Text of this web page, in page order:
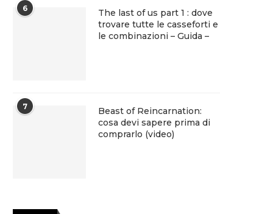
6
The last of us part 1 : dove
trovare tutte le casseforti e
le combinazioni – Guida –
7
Beast of Reincarnation:
cosa devi sapere prima di
comprarlo (video)